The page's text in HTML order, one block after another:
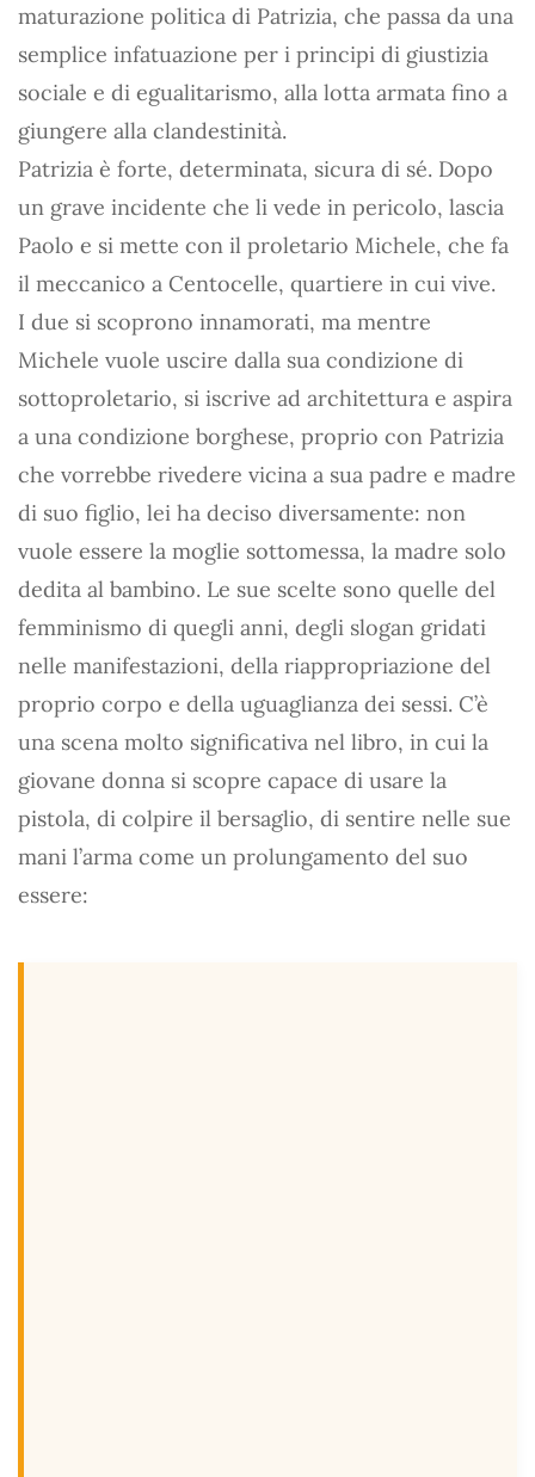
maturazione politica di Patrizia, che passa da una
semplice infatuazione per i principi di giustizia
sociale e di egualitarismo, alla lotta armata fino a
giungere alla clandestinità.
Patrizia è forte, determinata, sicura di sé. Dopo
un grave incidente che li vede in pericolo, lascia
Paolo e si mette con il proletario Michele, che fa
il meccanico a Centocelle, quartiere in cui vive.
I due si scoprono innamorati, ma mentre
Michele vuole uscire dalla sua condizione di
sottoproletario, si iscrive ad architettura e aspira
a una condizione borghese, proprio con Patrizia
che vorrebbe rivedere vicina a sua padre e madre
di suo figlio, lei ha deciso diversamente: non
vuole essere la moglie sottomessa, la madre solo
dedita al bambino. Le sue scelte sono quelle del
femminismo di quegli anni, degli slogan gridati
nelle manifestazioni, della riappropriazione del
proprio corpo e della uguaglianza dei sessi. C’è
una scena molto significativa nel libro, in cui la
giovane donna si scopre capace di usare la
pistola, di colpire il bersaglio, di sentire nelle sue
mani l’arma come un prolungamento del suo
essere: